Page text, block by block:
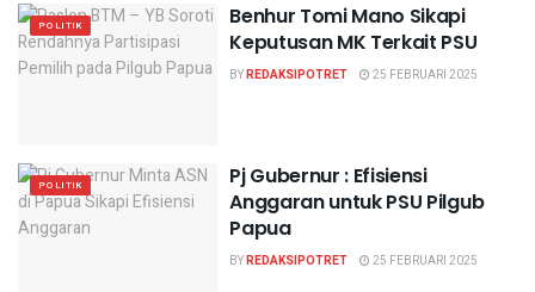
POLITIK
Benhur Tomi Mano Sikapi
Keputusan MK Terkait PSU
BYREDAKSIPOTRET 25 FEBRUARI 2025
POLITIK
Pj Gubernur : Efisiensi
Anggaran untuk PSU Pilgub
Papua
BYREDAKSIPOTRET 25 FEBRUARI 2025